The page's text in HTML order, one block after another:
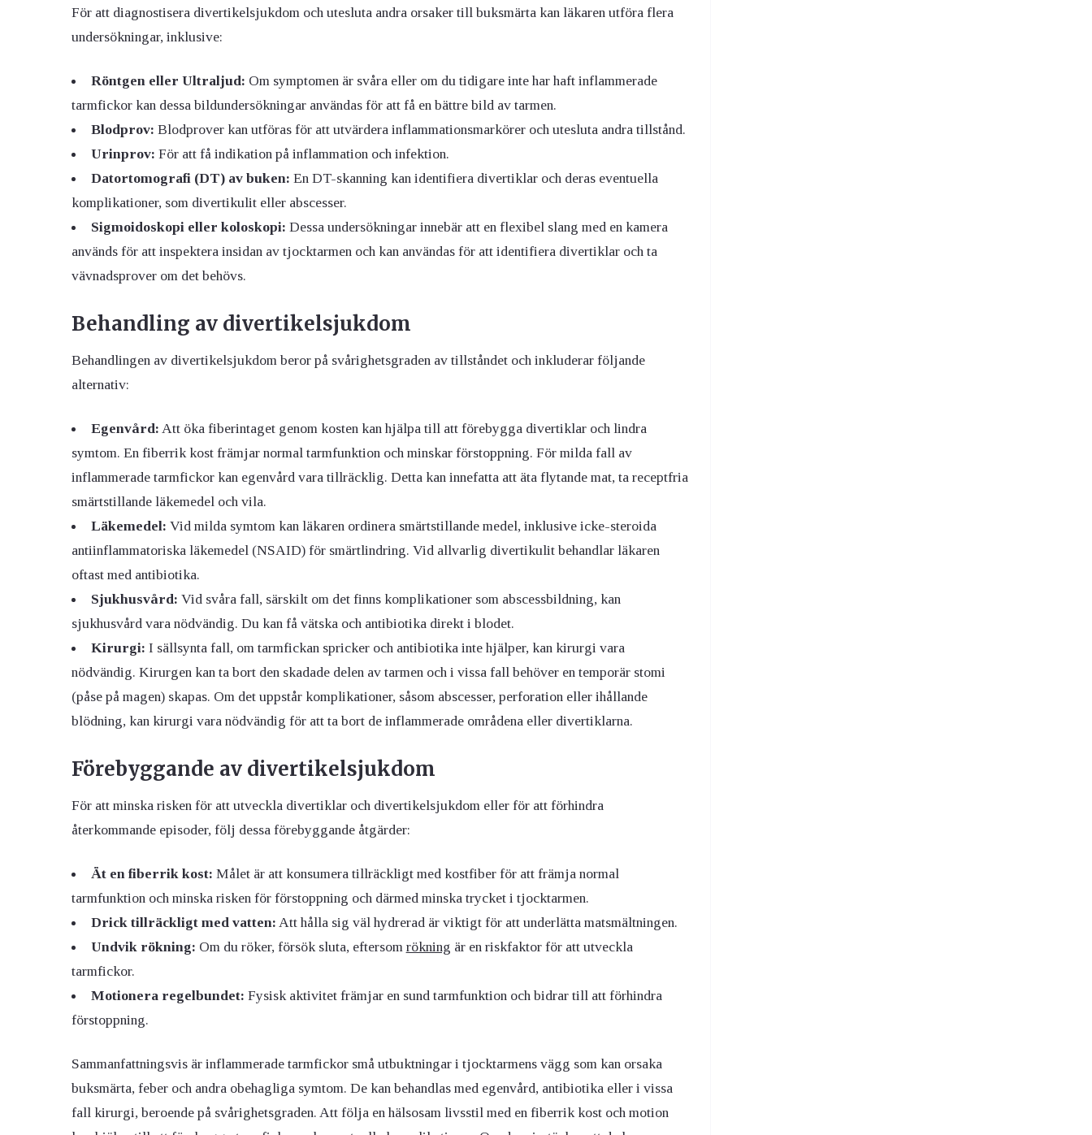
För att diagnostisera divertikelsjukdom och utesluta andra orsaker till buksmärta kan läkaren utföra flera
undersökningar, inklusive:
Röntgen eller Ultraljud: Om symptomen är svåra eller om du tidigare inte har haft inflammerade
tarmfickor kan dessa bildundersökningar användas för att få en bättre bild av tarmen.
Blodprov: Blodprover kan utföras för att utvärdera inflammationsmarkörer och utesluta andra tillstånd.
Urinprov: För att få indikation på inflammation och infektion.
Datortomografi (DT) av buken: En DT-skanning kan identifiera divertiklar och deras eventuella
komplikationer, som divertikulit eller abscesser.
Sigmoidoskopi eller koloskopi: Dessa undersökningar innebär att en flexibel slang med en kamera
används för att inspektera insidan av tjocktarmen och kan användas för att identifiera divertiklar och ta
vävnadsprover om det behövs.
Behandling av divertikelsjukdom
Behandlingen av divertikelsjukdom beror på svårighetsgraden av tillståndet och inkluderar följande
alternativ:
Egenvård: Att öka fiberintaget genom kosten kan hjälpa till att förebygga divertiklar och lindra
symtom. En fiberrik kost främjar normal tarmfunktion och minskar förstoppning. För milda fall av
inflammerade tarmfickor kan egenvård vara tillräcklig. Detta kan innefatta att äta flytande mat, ta receptfria
smärtstillande läkemedel och vila.
Läkemedel: Vid milda symtom kan läkaren ordinera smärtstillande medel, inklusive icke-steroida
antiinflammatoriska läkemedel (NSAID) för smärtlindring. Vid allvarlig divertikulit behandlar läkaren
oftast med antibiotika.
Sjukhusvård: Vid svåra fall, särskilt om det finns komplikationer som abscessbildning, kan
sjukhusvård vara nödvändig. Du kan få vätska och antibiotika direkt i blodet.
Kirurgi: I sällsynta fall, om tarmfickan spricker och antibiotika inte hjälper, kan kirurgi vara
nödvändig. Kirurgen kan ta bort den skadade delen av tarmen och i vissa fall behöver en temporär stomi
(påse på magen) skapas. Om det uppstår komplikationer, såsom abscesser, perforation eller ihållande
blödning, kan kirurgi vara nödvändig för att ta bort de inflammerade områdena eller divertiklarna.
Förebyggande av divertikelsjukdom
För att minska risken för att utveckla divertiklar och divertikelsjukdom eller för att förhindra
återkommande episoder, följ dessa förebyggande åtgärder:
Ät en fiberrik kost: Målet är att konsumera tillräckligt med kostfiber för att främja normal
tarmfunktion och minska risken för förstoppning och därmed minska trycket i tjocktarmen.
Drick tillräckligt med vatten: Att hålla sig väl hydrerad är viktigt för att underlätta matsmältningen.
Undvik rökning: Om du röker, försök sluta, eftersom rökning är en riskfaktor för att utveckla
tarmfickor.
Motionera regelbundet: Fysisk aktivitet främjar en sund tarmfunktion och bidrar till att förhindra
förstoppning.
Sammanfattningsvis är inflammerade tarmfickor små utbuktningar i tjocktarmens vägg som kan orsaka
buksmärta, feber och andra obehagliga symtom. De kan behandlas med egenvård, antibiotika eller i vissa
fall kirurgi, beroende på svårighetsgraden. Att följa en hälsosam livsstil med en fiberrik kost och motion